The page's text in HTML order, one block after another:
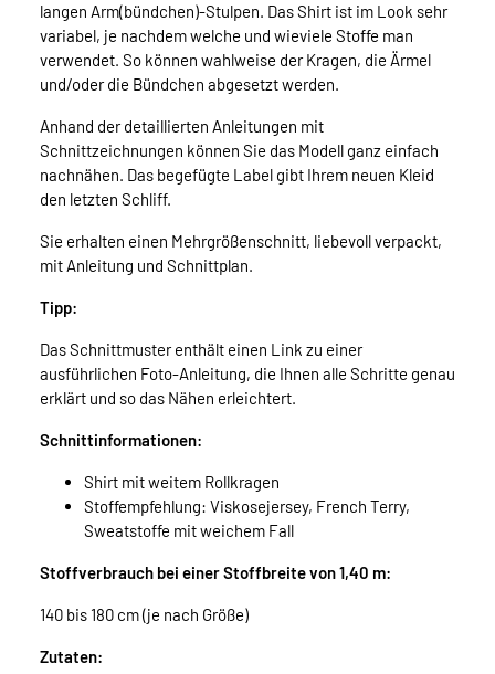
langen Arm(bündchen)-Stulpen. Das Shirt ist im Look sehr
variabel, je nachdem welche und wieviele Stoffe man
verwendet. So können wahlweise der Kragen, die Ärmel
und/oder die Bündchen abgesetzt werden.
Anhand der detaillierten Anleitungen mit
Schnittzeichnungen können Sie das Modell ganz einfach
nachnähen. Das begefügte Label gibt Ihrem neuen Kleid
den letzten Schliff.
Sie erhalten einen Mehrgrößenschnitt, liebevoll verpackt,
mit Anleitung und Schnittplan.
Tipp:
Das Schnittmuster enthält einen Link zu einer
ausführlichen Foto-Anleitung, die Ihnen alle Schritte genau
erklärt und so das Nähen erleichtert.
Schnittinformationen:
Shirt mit weitem Rollkragen
Stoffempfehlung: Viskosejersey, French Terry,
Sweatstoffe mit weichem Fall
Stoffverbrauch bei einer Stoffbreite von 1,40 m:
140 bis 180 cm (je nach Größe)
Zutaten: